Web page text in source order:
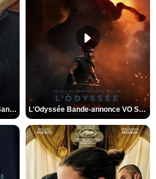
Spider-Man: Brand New Day Bande-annonce VO STFR L'Odyssée Bande-annonce VO STFR